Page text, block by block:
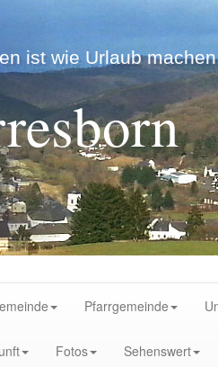
ist wie Urlaub
Pfarrgemeinde
Fotos Sehenswert